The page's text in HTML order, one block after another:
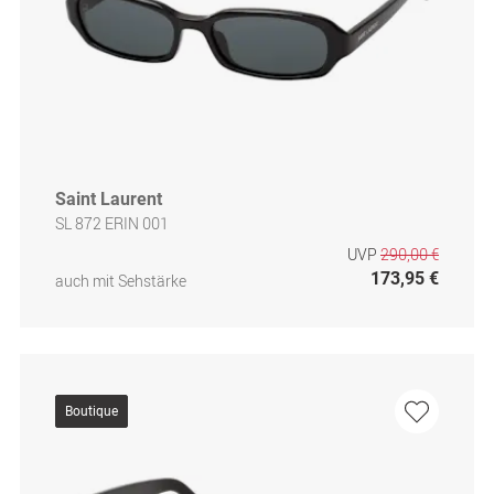
Saint Laurent
SL 872 ERIN 001
auch mit Sehstärke
UVP 290,00 €
173,95 €
Boutique